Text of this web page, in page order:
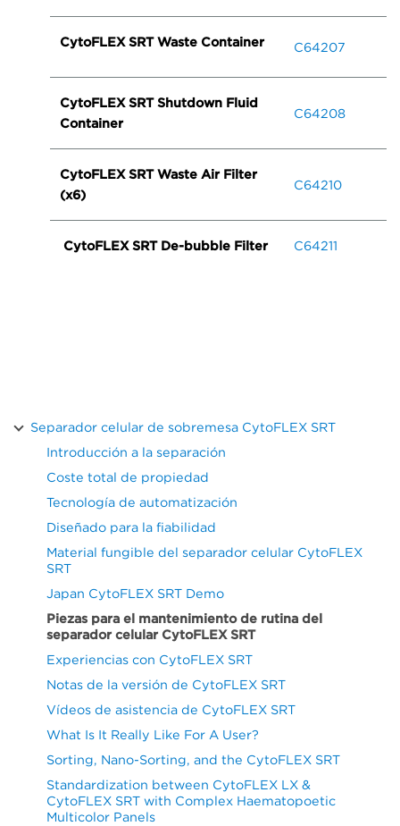
CytoFLEX SRT Waste Container C64207
CytoFLEX SRT Shutdown Fluid
Container
C64208
CytoFLEX SRT Waste Air Filter
(x6)
C64210
CytoFLEX SRT De-bubble Filter C64211
Separador celular de sobremesa CytoFLEX SRT
Introducción a la separación
Coste total de propiedad
Tecnología de automatización
Diseñado para la fiabilidad
Material fungible del separador celular CytoFLEX
SRT
Japan CytoFLEX SRT Demo
Piezas para el mantenimiento de rutina del
separador celular CytoFLEX SRT
Experiencias con CytoFLEX SRT
Notas de la versión de CytoFLEX SRT
Vídeos de asistencia de CytoFLEX SRT
What Is It Really Like For A User?
Sorting, Nano-Sorting, and the CytoFLEX SRT
Standardization between CytoFLEX LX &
CytoFLEX SRT with Complex Haematopoetic
Multicolor Panels